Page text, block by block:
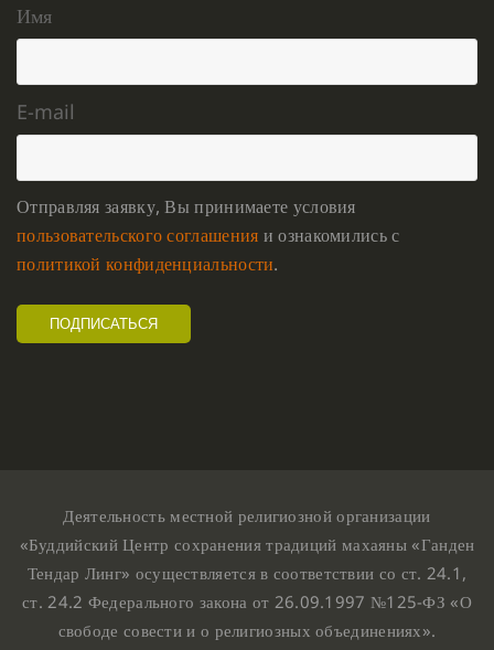
Имя
E-mail
Отправляя заявку, Вы принимаете условия
пользовательского соглашения и ознакомились с
политикой конфиденциальности.
Деятельность местной религиозной организации
«Буддийский Центр сохранения традиций махаяны «Ганден
Тендар Линг» осуществляется в соответствии со ст. 24.1,
ст. 24.2 Федерального закона от 26.09.1997 №125-ФЗ «О
свободе совести и о религиозных объединениях».